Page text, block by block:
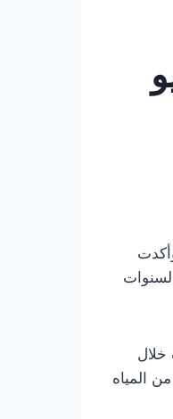
ملحوظ في منسوب المياه بالسدود التونسية إلى حدود 18 يوليو 2025. وأكدت
بالسنوات
مليون متر مكعب خلال
من المياه